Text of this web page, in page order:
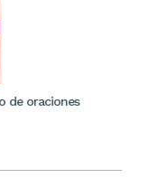
de oraciones